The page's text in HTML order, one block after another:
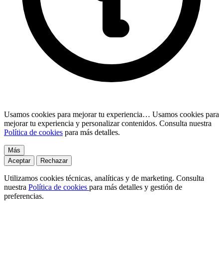
Usamos cookies para mejorar tu experiencia… Usamos cookies para
mejorar tu experiencia y personalizar contenidos. Consulta nuestra
Política de cookies para más detalles.
Más
Aceptar
Rechazar
Utilizamos cookies técnicas, analíticas y de marketing. Consulta
nuestra Política de cookies para más detalles y gestión de
preferencias.